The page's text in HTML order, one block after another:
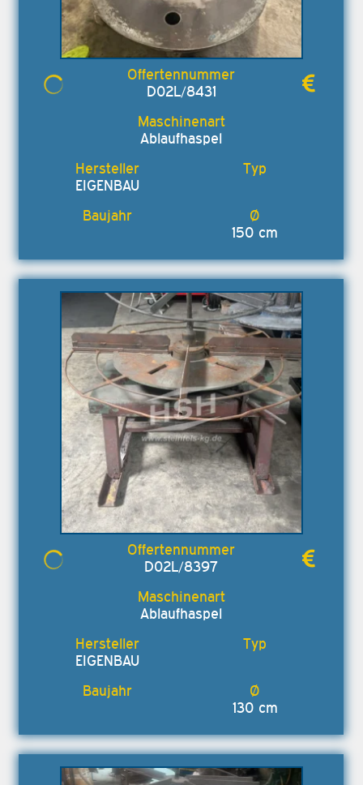
D02L/8431
Ablaufhaspel
EIGENBAU
150 cm
D02L/8397
Ablaufhaspel
EIGENBAU
130 cm